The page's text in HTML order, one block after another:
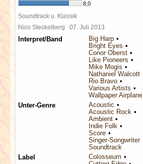
8,0
Soundtrack u. Klassik
Nico Steckelberg 07. Juli 2013
Interpret/Band
Big Harp
Bright Eyes
Conor Oberst
Like Pioneers
Mike Mogis
Nathaniel Walcott
Rio Bravo
Various Artists
Wallpaper Airplanes
Unter-Genre
Acoustic
Acoustic Rock
Ambient
Indie Folk
Score
Singer-Songwriter
Soundtrack
Label
Colosseum